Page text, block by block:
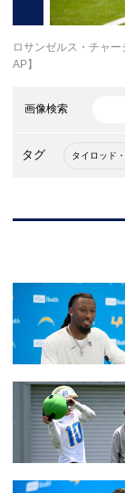
ロサンゼルス・チャ
AP】
画像検索
タグ タイロッド